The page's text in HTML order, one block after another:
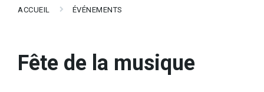
ACCUEIL ÉVÉNEMENTS
Fête de la musique